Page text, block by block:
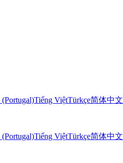
(Portugal)Tiếng ViệtTürkçe简体中文
(Portugal)Tiếng ViệtTürkçe简体中文